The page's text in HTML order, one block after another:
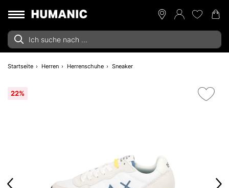
Startseite Herren Herrenschuhe Sneaker
22%